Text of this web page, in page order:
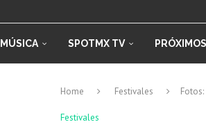
MÚSICA SPOTMX TV
Home Festivales
Festivales